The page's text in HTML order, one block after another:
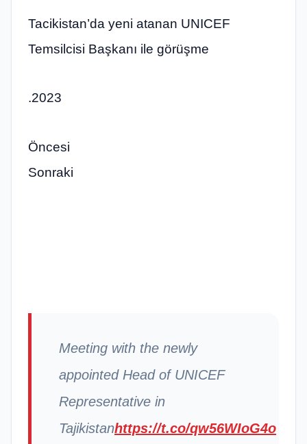
Tacikistan’da yeni atanan UNICEF
Temsilcisi Başkanı ile görüşme
.2023
Öncesi
Sonraki
Meeting with the newly
appointed Head of UNICEF
Representative in
Tajikistanhttps://t.co/qw56WIoG4o